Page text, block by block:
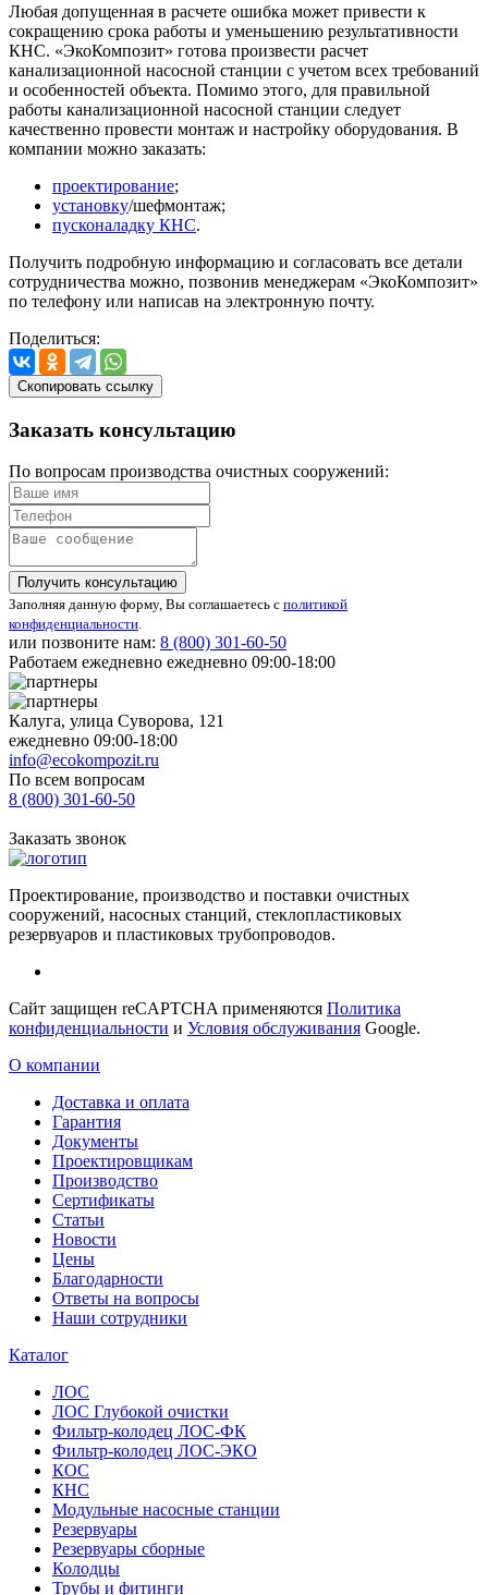
Любая допущенная в расчете ошибка может привести к
сокращению срока работы и уменьшению результативности
КНС. «ЭкоКомпозит» готова произвести расчет
канализационной насосной станции с учетом всех требований
и особенностей объекта. Помимо этого, для правильной
работы канализационной насосной станции следует
качественно провести монтаж и настройку оборудования. В
компании можно заказать:
проектирование;
установку/шефмонтаж;
пусконаладку КНС.
Получить подробную информацию и согласовать все детали
сотрудничества можно, позвонив менеджерам «ЭкоКомпозит»
по телефону или написав на электронную почту.
Поделиться:
Скопировать ссылку
Заказать консультацию
По вопросам производства очистных сооружений:
Получить консультацию
Заполняя данную форму, Вы соглашаетесь с политикой
конфиденциальности.
или позвоните нам: 8 (800) 301-60-50
Работаем ежедневно ежедневно 09:00-18:00
Калуга, улица Суворова, 121
ежедневно 09:00-18:00
info@ecokompozit.ru
По всем вопросам
8 (800) 301-60-50
Заказать звонок
Проектирование, производство и поставки очистных
сооружений, насосных станций, стеклопластиковых
резервуаров и пластиковых трубопроводов.
Сайт защищен reCAPTCHA применяются Политика
конфиденциальности и Условия обслуживания Google.
О компании
Доставка и оплата
Гарантия
Документы
Проектировщикам
Производство
Сертификаты
Статьи
Новости
Цены
Благодарности
Ответы на вопросы
Наши сотрудники
Каталог
ЛОС
ЛОС Глубокой очистки
Фильтр-колодец ЛОС-ФК
Фильтр-колодец ЛОС-ЭКО
КОС
КНС
Модульные насосные станции
Резервуары
Резервуары сборные
Колодцы
Трубы и фитинги